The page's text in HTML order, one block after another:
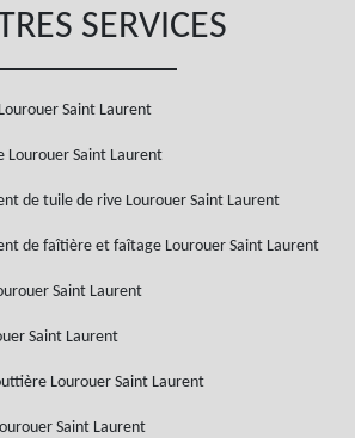
SERVICES
Saint Laurent
Lourouer Saint Laurent
de tuile de rive Lourouer Saint Laurent
de faîtière et faîtage Lourouer Saint Laurent
Saint Laurent
Saint Laurent
Lourouer Saint Laurent
Saint Laurent